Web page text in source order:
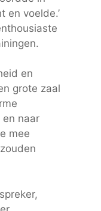
en voelde.’
en
grote zaal
en naar
mee